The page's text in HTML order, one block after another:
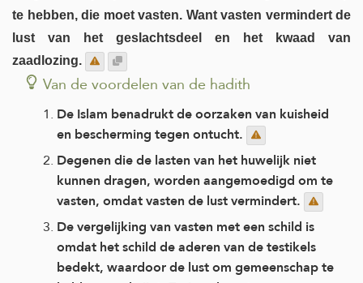
te hebben, die moet vasten. Want vasten vermindert de
lust van het geslachtsdeel en het kwaad van
zaadlozing.
Van de voordelen van de hadith
De Islam benadrukt de oorzaken van kuisheid
en bescherming tegen ontucht.
Degenen die de lasten van het huwelijk niet
kunnen dragen, worden aangemoedigd om te
vasten, omdat vasten de lust vermindert.
De vergelijking van vasten met een schild is
omdat het schild de aderen van de testikels
bedekt, waardoor de lust om gemeenschap te